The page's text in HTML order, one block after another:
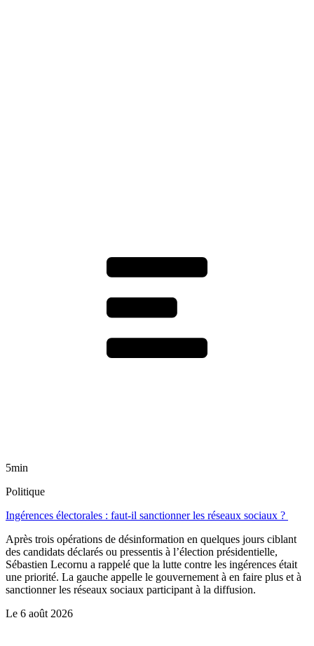
5min
Politique
Ingérences électorales : faut-il sanctionner les réseaux sociaux ?
Après trois opérations de désinformation en quelques jours ciblant
des candidats déclarés ou pressentis à l’élection présidentielle,
Sébastien Lecornu a rappelé que la lutte contre les ingérences était
une priorité. La gauche appelle le gouvernement à en faire plus et à
sanctionner les réseaux sociaux participant à la diffusion.
Le 6 août 2026